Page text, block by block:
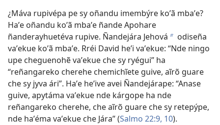
¿Máva rupivépa pe sy oñandu imembýre koʼã mbaʼe?
Haʼe oñandu koʼã mbaʼe ñande Apohare
ñanderayhuetéva rupive. Ñandejára Jehová b odiseña
vaʼekue koʼã mbaʼe. Rréi David heʼi vaʼekue: “Nde ningo
upe cheguenohẽ vaʼekue che sy ryégui” ha
“reñangareko cherehe chemichĩete guive, aĩrõ guare
che sy jyva ári”. Haʼe heʼive avei Ñandejárape: “Anase
guive, apytáma vaʼekue nde kárgope ha nde
reñangareko cherehe, che aĩrõ guare che sy retepýpe,
nde haʼéma vaʼekue che Jára” (Salmo 22:9, 10).